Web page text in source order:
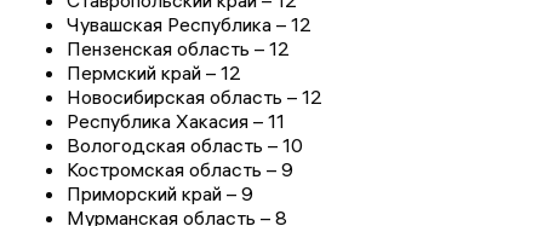
Чувашская Республика – 12
Пензенская область – 12
Пермский край – 12
Новосибирская область – 12
Республика Хакасия – 11
Вологодская область – 10
Костромская область – 9
Приморский край – 9
Мурманская область – 8